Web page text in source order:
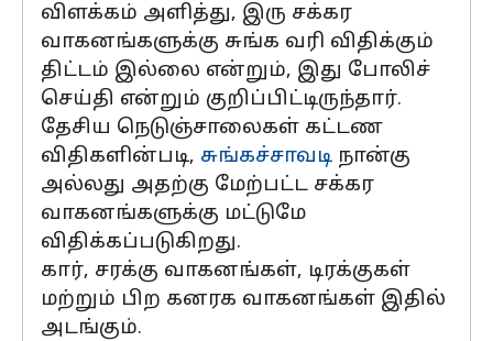
விளக்கம் அளித்து, இரு சக்கர
வாகனங்களுக்கு சுங்க வரி விதிக்கும்
திட்டம் இல்லை என்றும், இது போலிச்
செய்தி என்றும் குறிப்பிட்டிருந்தார்.
தேசிய நெடுஞ்சாலைகள் கட்டண
விதிகளின்படி, சுங்கச்சாவடி நான்கு
அல்லது அதற்கு மேற்பட்ட சக்கர
வாகனங்களுக்கு மட்டுமே
விதிக்கப்படுகிறது.
கார், சரக்கு வாகனங்கள், டிரக்குகள்
மற்றும் பிற கனரக வாகனங்கள் இதில்
அடங்கும்.